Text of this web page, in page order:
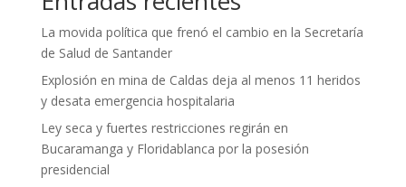
La movida política que frenó el cambio en la Secretaría
de Salud de Santander
Explosión en mina de Caldas deja al menos 11 heridos
y desata emergencia hospitalaria
Ley seca y fuertes restricciones regirán en
Bucaramanga y Floridablanca por la posesión
presidencial